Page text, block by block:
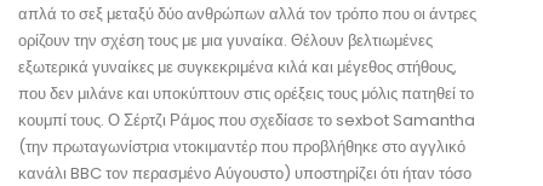
απλά το σεξ μεταξύ δύο ανθρώπων αλλά τον τρόπο που οι άντρες
ορίζουν την σχέση τους με μια γυναίκα. Θέλουν βελτιωμένες
εξωτερικά γυναίκες με συγκεκριμένα κιλά και μέγεθος στήθους,
που δεν μιλάνε και υποκύπτουν στις ορέξεις τους μόλις πατηθεί το
κουμπί τους. Ο Σέρτζι Ράμος που σχεδίασε το sexbot Samantha
(την πρωταγωνίστρια ντοκιμαντέρ που προβλήθηκε στο αγγλικό
κανάλι BBC τον περασμένο Αύγουστο) υποστηρίζει ότι ήταν τόσο